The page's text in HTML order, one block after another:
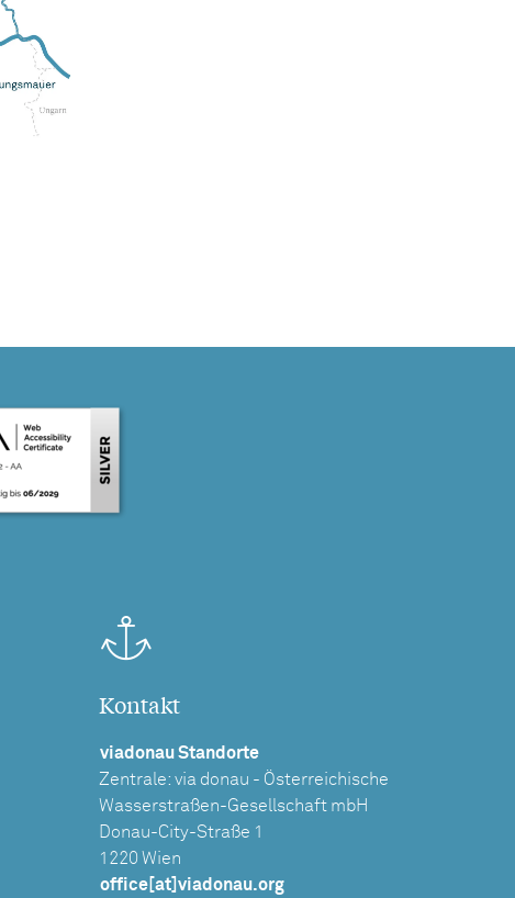
Kontakt
viadonau Standorte
Zentrale: via donau - Österreichische
Wasserstraßen-Gesellschaft mbH
Donau-City-Straße 1
1220 Wien
office[at]viadonau.org